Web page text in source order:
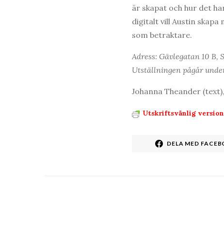
är skapat och hur det
digitalt vill Austin skapa
som betraktare.
Adress: Gävlegatan 10 B,
Utställningen pågår
Johanna Theander
Utskriftsvänlig version
DELA MED